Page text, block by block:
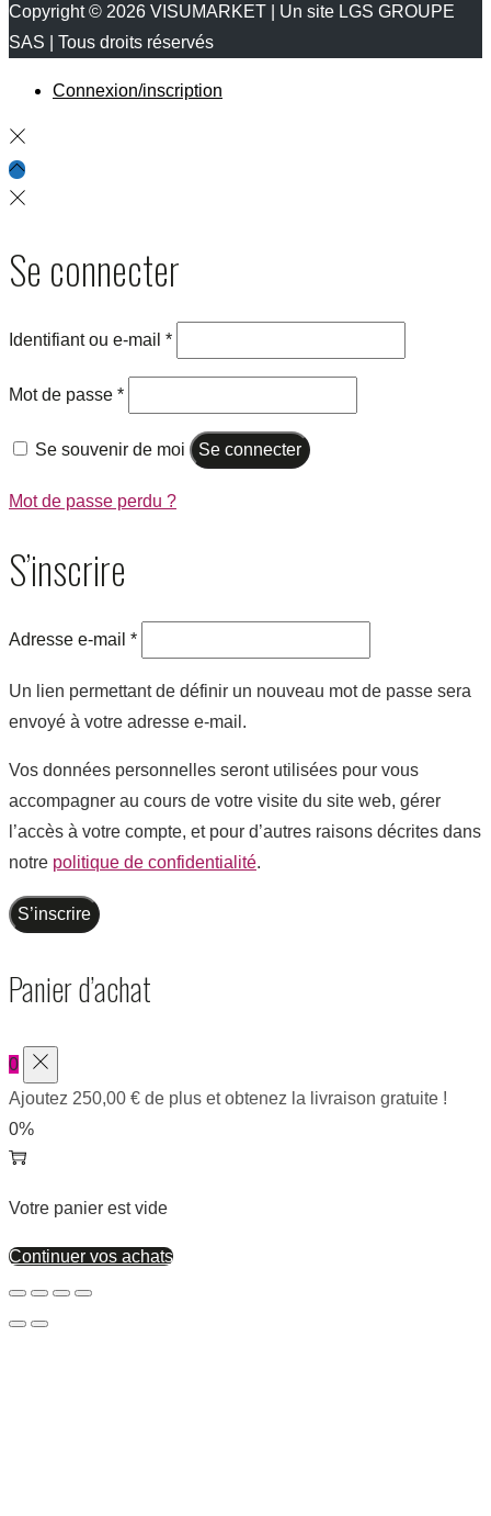
Copyright © 2026 VISUMARKET | Un site LGS GROUPE
SAS | Tous droits réservés
Connexion/inscription
Se connecter
Identifiant ou e-mail *
Mot de passe *
Se souvenir de moi Se connecter
Mot de passe perdu ?
S’inscrire
Adresse e-mail *
Un lien permettant de définir un nouveau mot de passe sera
envoyé à votre adresse e-mail.
Vos données personnelles seront utilisées pour vous
accompagner au cours de votre visite du site web, gérer
l’accès à votre compte, et pour d’autres raisons décrites dans
notre politique de confidentialité.
S’inscrire
Panier d’achat
0
Ajoutez 250,00 € de plus et obtenez la livraison gratuite !
0%
Votre panier est vide
Continuer vos achats